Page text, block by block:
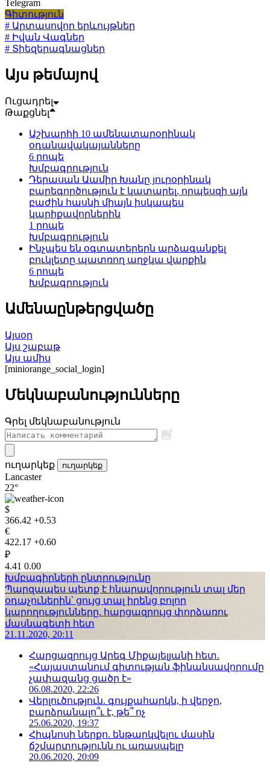
Telegram
Գիտություն
# Արտասովոր երևույթներ
# Իվան Վագներ
# Տիեզերագնացներ
Այս թեմայով
Ուցադրել
Թաքցնել
Աշխարհի 10 ամենատարօրինակ
օդանավակայանները
6 րոպե
Խմբագրություն
Դերասան Աամիր Խանը յուրօրինակ
բարեգործություն է կատարել, որպեսզի այն
բաժին հասնի միայն իսկապես
կարիքավորներին
1 րոպե
Խմբագրություն
Ինչպես են օգտատերերն արձագանքել
բուկլետը պատռող աղջկա վարքին
6 րոպե
Խմբագրություն
Ամենաընթերցվածը
Այսօր
Այս շաբաթ
Այս ամիս
[miniorange_social_login]
Մեկնաբանությունները
Գրել մեկնաբանություն
ուղարկեք ուղարկեք
Lancaster
22°
$
366.42 +0.53
€
422.17 +0.60
₽
4.41 0.00
Խմբագիրների ընտրությունը
Պարզապես պետք է հնարավորություն տալ մեր
օդաչուներին՝ ցույց տալ իրենց բոլոր
կարողությունները. հարցազրույց փորձառու
մասնագետի հետ
21.11.2020, 20:11
Հարցազրույց Արեգ Միքայելյանի հետ.
«Հայաստանում գիտության ֆինանսավորումը
չափազանց ցածր է»
06.08.2020, 22:26
Վերլուծություն. գույքահարկն, ի վերջո,
բարձրանալո՞ւ է, թե՞ ոչ
25.06.2020, 19:37
Հիպնոսի ներքո. ենթարկվելու մասին
ճշմարտությունն ու առասպելը
20.06.2020, 20:09